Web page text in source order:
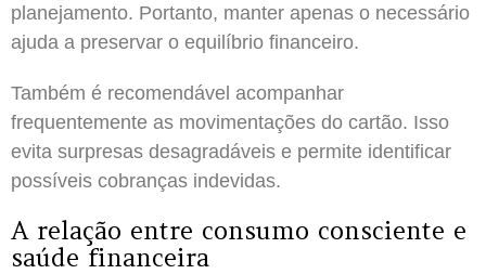
planejamento. Portanto, manter apenas o necessário
ajuda a preservar o equilíbrio financeiro.
Também é recomendável acompanhar
frequentemente as movimentações do cartão. Isso
evita surpresas desagradáveis e permite identificar
possíveis cobranças indevidas.
A relação entre consumo consciente e
saúde financeira